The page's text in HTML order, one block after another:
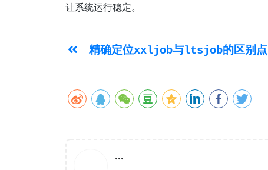
让系统运行稳定。
精确定位xxljob与ltsjob的区别点